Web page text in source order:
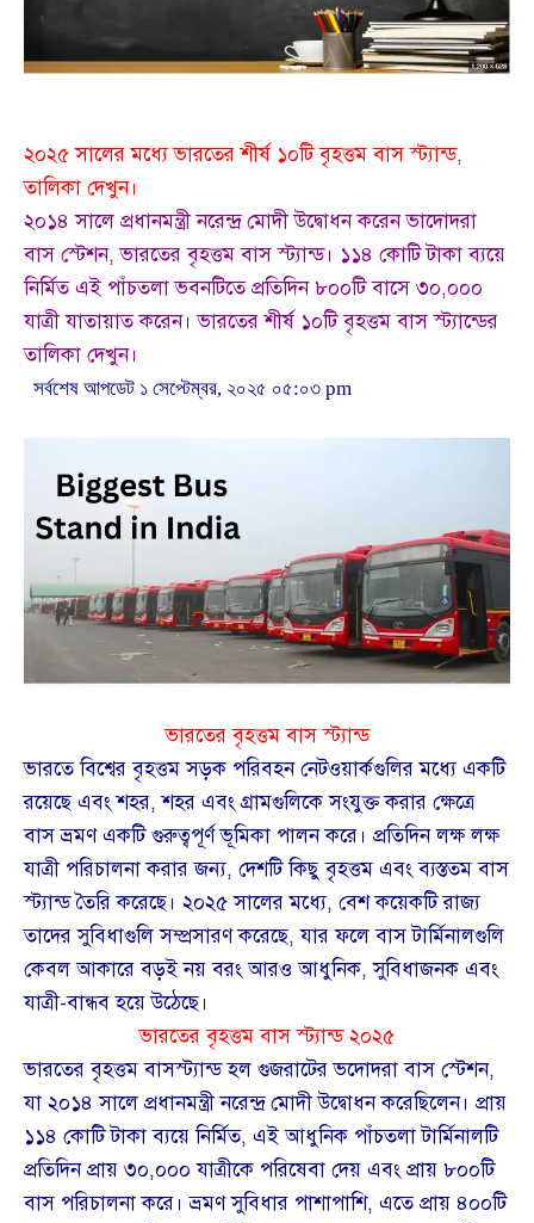
২০২৫ সালের মধ্যে ভারতের শীর্ষ ১০টি বৃহত্তম বাস স্ট্যান্ড,
তালিকা দেখুন।
২০১৪ সালে প্রধানমন্ত্রী নরেন্দ্র মোদী উদ্বোধন করেন ভাদোদরা
বাস স্টেশন, ভারতের বৃহত্তম বাস স্ট্যান্ড। ১১৪ কোটি টাকা ব্যয়ে
নির্মিত এই পাঁচতলা ভবনটিতে প্রতিদিন ৮০০টি বাসে ৩০,০০০
যাত্রী যাতায়াত করেন। ভারতের শীর্ষ ১০টি বৃহত্তম বাস স্ট্যান্ডের
তালিকা দেখুন।
সর্বশেষ আপডেট ১ সেপ্টেম্বর, ২০২৫ ০৫:০৩ pm
ভারতের বৃহত্তম বাস স্ট্যান্ড
ভারতে বিশ্বের বৃহত্তম সড়ক পরিবহন নেটওয়ার্কগুলির মধ্যে একটি
রয়েছে এবং শহর, শহর এবং গ্রামগুলিকে সংযুক্ত করার ক্ষেত্রে
বাস ভ্রমণ একটি গুরুত্বপূর্ণ ভূমিকা পালন করে। প্রতিদিন লক্ষ লক্ষ
যাত্রী পরিচালনা করার জন্য, দেশটি কিছু বৃহত্তম এবং ব্যস্ততম বাস
স্ট্যান্ড তৈরি করেছে। ২০২৫ সালের মধ্যে, বেশ কয়েকটি রাজ্য
তাদের সুবিধাগুলি সম্প্রসারণ করেছে, যার ফলে বাস টার্মিনালগুলি
কেবল আকারে বড়ই নয় বরং আরও আধুনিক, সুবিধাজনক এবং
যাত্রী-বান্ধব হয়ে উঠেছে।
ভারতের বৃহত্তম বাস স্ট্যান্ড ২০২৫
ভারতের বৃহত্তম বাসস্ট্যান্ড হল গুজরাটের ভদোদরা বাস স্টেশন,
যা ২০১৪ সালে প্রধানমন্ত্রী নরেন্দ্র মোদী উদ্বোধন করেছিলেন। প্রায়
১১৪ কোটি টাকা ব্যয়ে নির্মিত, এই আধুনিক পাঁচতলা টার্মিনালটি
প্রতিদিন প্রায় ৩০,০০০ যাত্রীকে পরিষেবা দেয় এবং প্রায় ৮০০টি
বাস পরিচালনা করে। ভ্রমণ সুবিধার পাশাপাশি, এতে প্রায় ৪০০টি